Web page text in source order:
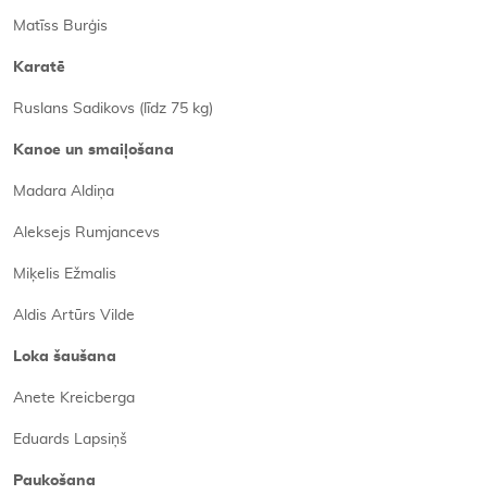
Matīss Burģis
Karatē
Ruslans Sadikovs (līdz 75 kg)
Kanoe un smaiļošana
Madara Aldiņa
Aleksejs Rumjancevs
Miķelis Ežmalis
Aldis Artūrs Vilde
Loka šaušana
Anete Kreicberga
Eduards Lapsiņš
Paukošana